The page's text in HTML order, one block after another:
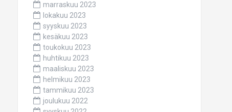
marraskuu 2023
lokakuu 2023
syyskuu 2023
kesäkuu 2023
toukokuu 2023
huhtikuu 2023
maaliskuu 2023
helmikuu 2023
tammikuu 2023
joulukuu 2022